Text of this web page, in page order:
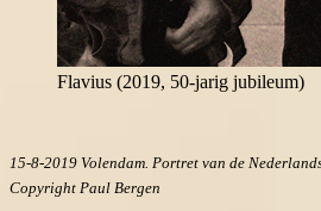
Flavius (2019, 50-jarig jubileum)
15-8-2019 Volendam. Portret van de
Copyright Paul Bergen